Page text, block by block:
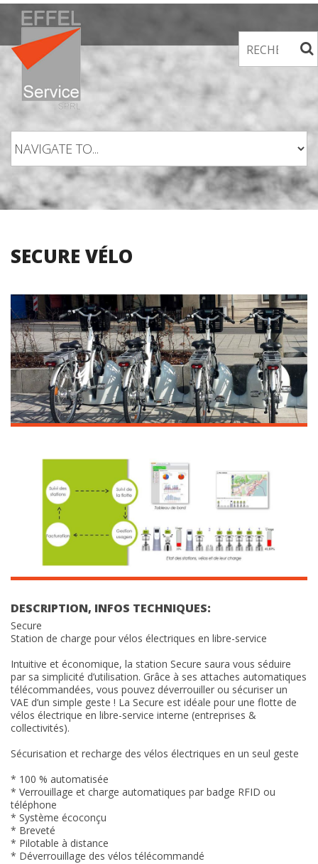
Skip to navigation
Aller au contenu principal
SECURE VÉLO
DESCRIPTION, INFOS TECHNIQUES:
Secure
Station de charge pour vélos électriques en libre-service
Intuitive et économique, la station Secure saura vous séduire
par sa simplicité d’utilisation. Grâce à ses attaches automatiques
télécommandées, vous pouvez déverrouiller ou sécuriser un
VAE d’un simple geste ! La Secure est idéale pour une flotte de
vélos électrique en libre-service interne (entreprises &
collectivités).
Sécurisation et recharge des vélos électriques en un seul geste
* 100 % automatisée
* Verrouillage et charge automatiques par badge RFID ou
téléphone
* Système écoconçu
* Breveté
* Pilotable à distance
* Déverrouillage des vélos télécommandé